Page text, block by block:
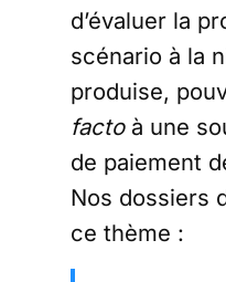
d’évaluer la
scénario à la
produise,
factoà une
de paiement
Nos dossiers
ce thème :